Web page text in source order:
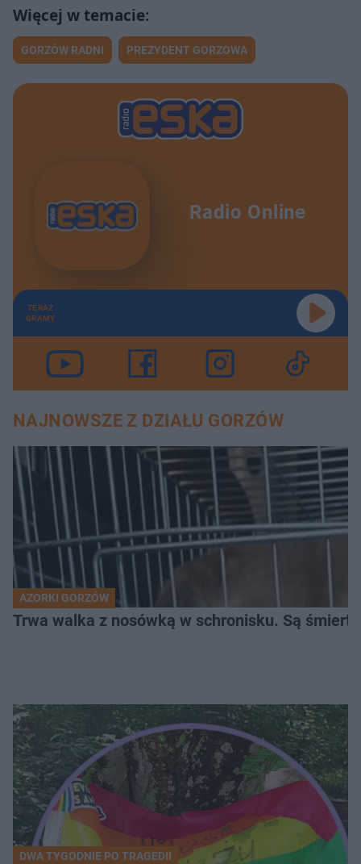
GORZÓW RADNI PREZYDENT GORZOWA
Radio Online
TERAZ
GRAMY
NAJNOWSZE Z DZIAŁU GORZÓW
AZORKI GORZÓW
Trwa walka z nosówką w schronisku. Są
DWA TYGODNIE PO TRAGEDII